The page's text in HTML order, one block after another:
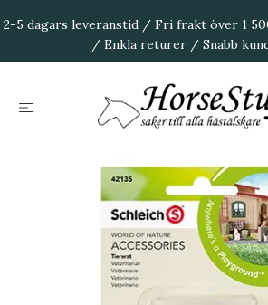
2-5 dagars leveranstid / Fri frakt över 1
/ Enkla returer / Snabb